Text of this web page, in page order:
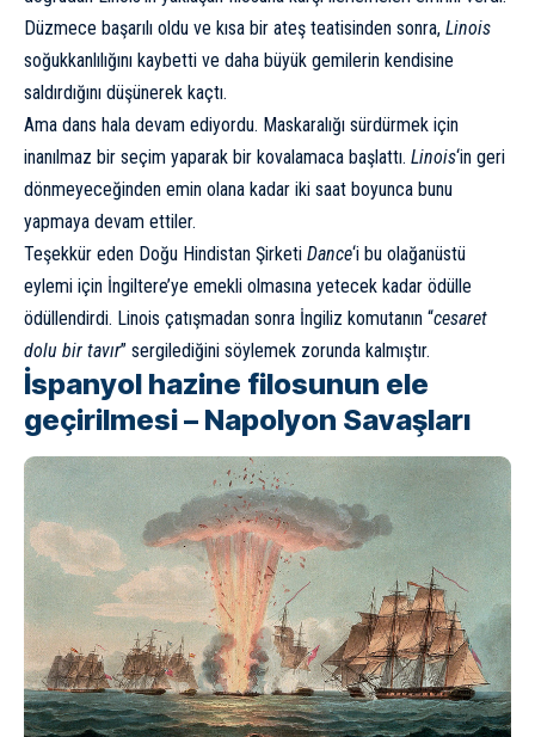
Düzmece başarılı oldu ve kısa bir ateş teatisinden sonra, Linois
soğukkanlılığını kaybetti ve daha büyük gemilerin kendisine
saldırdığını düşünerek kaçtı.
Ama dans hala devam ediyordu. Maskaralığı sürdürmek için
inanılmaz bir seçim yaparak bir kovalamaca başlattı. Linois‘in geri
dönmeyeceğinden emin olana kadar iki saat boyunca bunu
yapmaya devam ettiler.
Teşekkür eden Doğu Hindistan Şirketi Dance‘i bu olağanüstü
eylemi için İngiltere’ye emekli olmasına yetecek kadar ödülle
ödüllendirdi. Linois çatışmadan sonra İngiliz komutanın “cesaret
dolu bir tavır” sergilediğini söylemek zorunda kalmıştır.
İspanyol hazine filosunun ele
geçirilmesi – Napolyon Savaşları